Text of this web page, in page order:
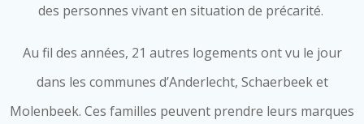
des personnes vivant en situation de précarité.
Au fil des années, 21 autres logements ont vu le jour
dans les communes d’Anderlecht, Schaerbeek et
Molenbeek. Ces familles peuvent prendre leurs marques